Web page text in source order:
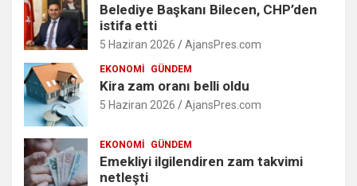
Belediye Başkanı Bilecen, CHP’den
istifa etti
5 Haziran 2026 AjansPres.com
EKONOMI GÜNDEM
Kira zam oranı belli oldu
5 Haziran 2026 AjansPres.com
EKONOMI GÜNDEM
Emekliyi ilgilendiren zam takvimi
netleşti